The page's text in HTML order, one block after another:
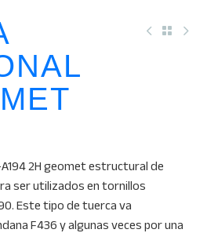
2H geomet estructural de
ser utilizados en tornillos
Este tipo de tuerca va
F436 y algunas veces por una